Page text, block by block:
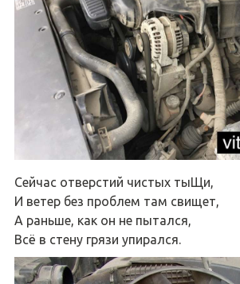
Сейчас отверстий чистых тыЩи,
И ветер без проблем там свищет,
А раньше, как он не пытался,
Всё в стену грязи упирался.